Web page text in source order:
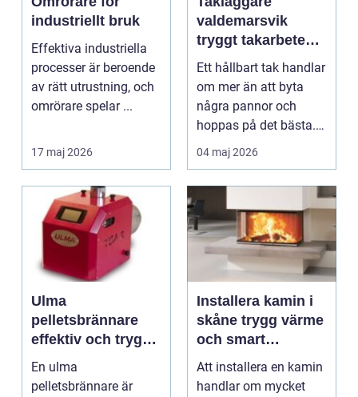
industriellt bruk
Effektiva industriella
processer är beroende
av rätt utrustning, och
omrörare spelar ...
17 maj 2026
valdemarsvik
tryggt takarbete
för kustklimat
Ett hållbart tak handlar
om mer än att byta
några pannor och
hoppas på det bästa.
För husägare i Val...
04 maj 2026
Ulma
pelletsbrännare
effektiv och trygg
värme för svenska
hem
En ulma
pelletsbrännare är
Installera kamin i
skåne trygg värme
och smart
investering
Att installera en kamin
handlar om mycket